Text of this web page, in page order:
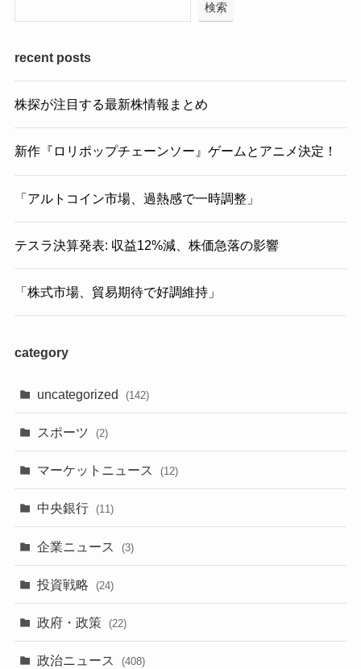
検索
recent posts
株探が注目する最新株情報まとめ
新作『ロリポップチェーンソー』ゲームとアニメ決定！
「アルトコイン市場、過熱感で一時調整」
テスラ決算発表: 収益12%減、株価急落の影響
「株式市場、貿易期待で好調維持」
category
uncategorized (142)
スポーツ (2)
マーケットニュース (12)
中央銀行 (11)
企業ニュース (3)
投資戦略 (24)
政府・政策 (22)
政治ニュース (408)